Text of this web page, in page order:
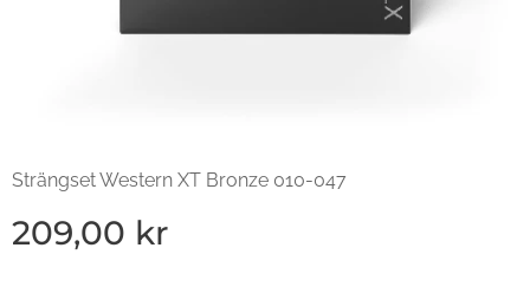
Strängset Western XT Bronze 010-047
209,00 kr